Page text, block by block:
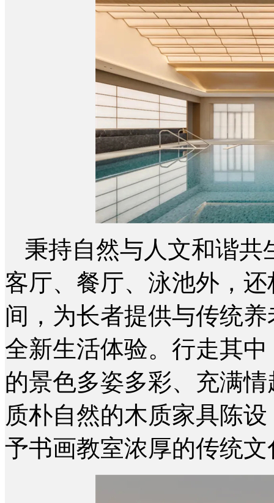
秉持自然与人文和谐
客厅、餐厅、泳池外，
间，为长者提供与传统
全新生活体验。 行走其
的景色多姿多彩、充满
质朴自然的木质家具陈
予书画教室浓厚的传统